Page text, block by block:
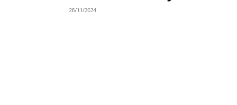
28/11/2024